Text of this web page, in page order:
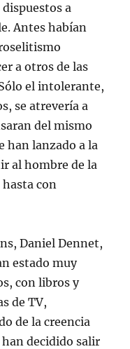
a
Antes habían
a otros de las
el intolerante,
se atrevería a
del mismo
han lanzado a la
al hombre de la
con
Daniel Dennet,
estado muy
con libros y
de TV,
de la creencia
han decidido salir